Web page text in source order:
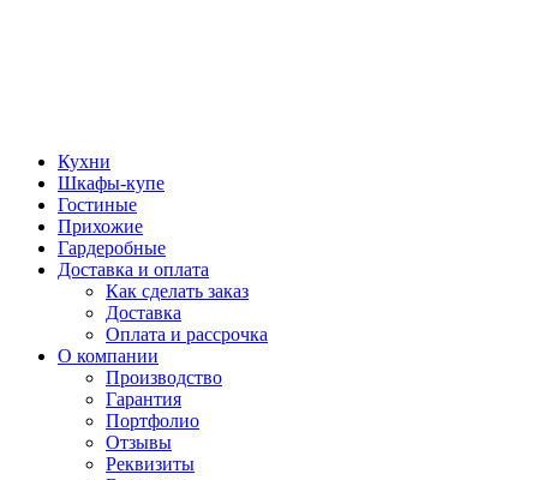
Кухни
Шкафы-купе
Гостиные
Прихожие
Гардеробные
Доставка и оплата
Как сделать заказ
Доставка
Оплата и рассрочка
О компании
Производство
Гарантия
Портфолио
Отзывы
Реквизиты